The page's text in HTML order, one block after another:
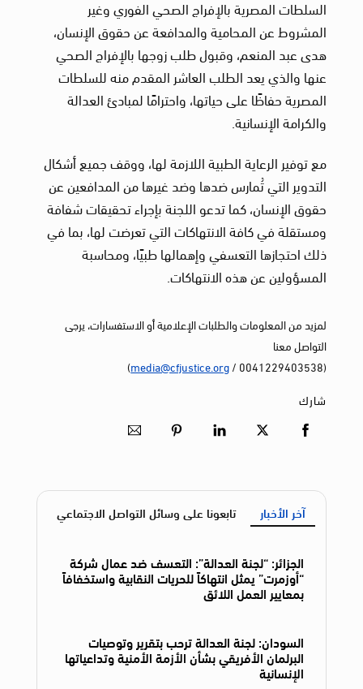
السلطات المصرية بالإفراج الصحي الفوري وغير
المشروط عن المحامية والمدافعة عن حقوق الإنسان،
هدى عبد المنعم، وقبول طلب زوجها بالإفراج الصحي
عنها والذي يعد الطلب العاشر المقدم منه للسلطات
المصرية حفاظًا على حياتها، واحترامًا لمبادئ العدالة
والكرامة الإنسانية.
مع توفير الرعاية الطبية اللازمة لها، ووقف جميع أشكال
التدوير التي تُمارس ضدها وضد غيرها من المدافعين عن
حقوق الإنسان، كما تدعو اللجنة بإجراء تحقيقات شفافة
ومستقلة في كافة الانتهاكات التي تعرضت لها، بما في
ذلك احتجازها التعسفي وإهمالها طبيًا، ومحاسبة
المسؤولين عن هذه الانتهاكات.
لمزيد من المعلومات والطلبات الإعلامية أو الاستفسارات، يرجى
التواصل معنا
(0041229403538 /
media@cfjustice.org
)
شارك
آخر الأخبار تابعونا على وسائل التواصل الاجتماعي
الجزائر: “لجنة العدالة”: التعسف ضد عمال شركة
“أوزمرت” يمثل انتهاكاً للحريات النقابية واستخفافاً
بمعايير العمل اللائق
السودان: لجنة العدالة ترحب بتقرير وتوصيات
البرلمان الأفريقي بشأن الأزمة الأمنية وتداعياتها
الإنسانية